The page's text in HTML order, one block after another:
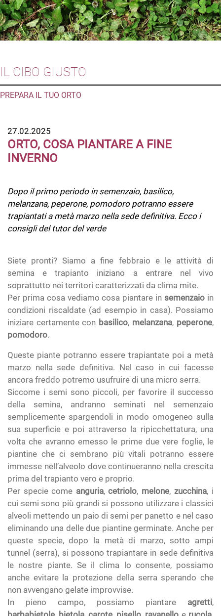
IL CIBO GIUSTO
PREPARA IL TUO ORTO
27.02.2025
ORTO, COSA PIANTARE A FINE
INVERNO
Dopo il primo periodo in semenzaio, basilico,
melanzana, peperone, pomodoro potranno essere
trapiantati a metà marzo nella sede definitiva. Ecco i
consigli del tutor del verde
Siete pronti? Siamo a fine febbraio e le attività di
semina e trapianto iniziano a entrare nel vivo
soprattutto nei territori caratterizzati da clima mite.
Per prima cosa vediamo cosa piantare in semenzaio in
condizioni riscaldate (ad esempio in casa). Possiamo
iniziare certamente con basilico, melanzana, peperone,
pomodoro.
Queste piante potranno essere trapiantate poi a metà
marzo nella sede definitiva. Nel caso in cui facesse
ancora freddo potremo usufruire di una micro serra.
Siccome i semi sono piccoli, per favorire il successo
della semina, andranno seminati nel semenzaio
semplicemente spargendoli in modo omogeneo sulla
sua superficie e poi attraverso la ripicchettatura, una
volta che avranno emesso le prime due vere foglie, le
piantine che ci sembrano più vitali potranno essere
immesse nell’alveolo dove continueranno nella crescita
prima del trapianto vero e proprio.
Per specie come anguria, cetriolo, melone, zucchina, i
cui semi sono più grandi si possono utilizzare i classici
alveoli mettendo un paio di semi per panetto e nel caso
eliminando una delle due piantine germinate. Anche per
queste specie, dopo la metà di marzo, sotto ampi
tunnel (serra), si possono trapiantare in sede definitiva
le nostre piante. Se il clima lo consente, possiamo
anche evitare la protezione della serra sperando che
non avvengano gelate improvvise.
In pieno campo, possiamo piantare agretti,